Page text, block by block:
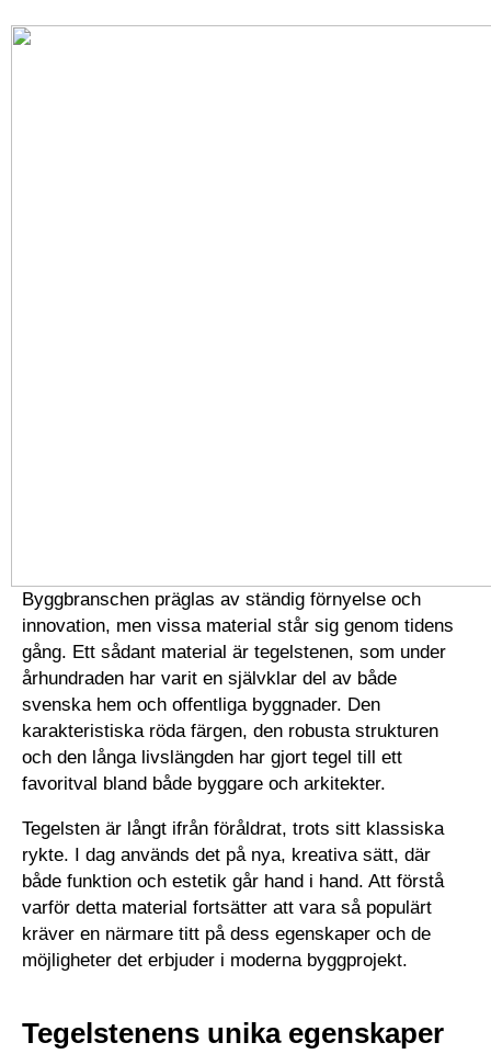
Byggbranschen präglas av ständig förnyelse och
innovation, men vissa material står sig genom tidens
gång. Ett sådant material är tegelstenen, som under
århundraden har varit en självklar del av både
svenska hem och offentliga byggnader. Den
karakteristiska röda färgen, den robusta strukturen
och den långa livslängden har gjort tegel till ett
favoritval bland både byggare och arkitekter.
Tegelsten är långt ifrån föråldrat, trots sitt klassiska
rykte. I dag används det på nya, kreativa sätt, där
både funktion och estetik går hand i hand. Att förstå
varför detta material fortsätter att vara så populärt
kräver en närmare titt på dess egenskaper och de
möjligheter det erbjuder i moderna byggprojekt.
Tegelstenens unika egenskaper